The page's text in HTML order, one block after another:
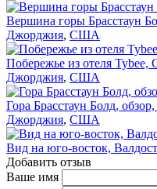
Вершина горы Брасстаун
Джорджия, США
Побережье из отеля
Джорджия, США
Гора Брасстаун Болд,
Джорджия, США
Вид на юго-восток,
Добавить отзыв
Ваше имя